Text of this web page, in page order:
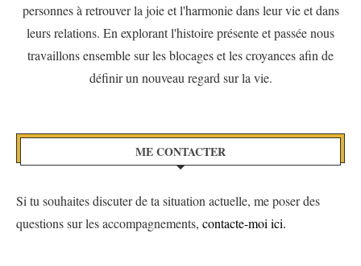
personnes à retrouver la joie et l'harmonie dans leur vie et dans
leurs relations. En explorant l'histoire présente et passée nous
travaillons ensemble sur les blocages et les croyances afin de
définir un nouveau regard sur la vie.
ME CONTACTER
Si tu souhaites discuter de ta situation actuelle, me poser des
questions sur les accompagnements, contacte-moi ici.